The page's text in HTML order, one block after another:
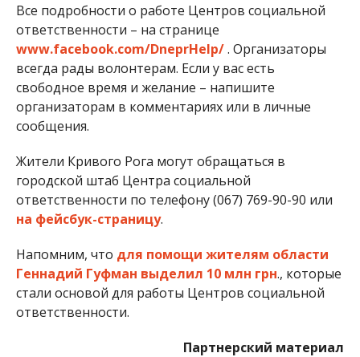
Все подробности о работе Центров социальной
ответственности – на странице
www.facebook.com/DneprHelp/. Организаторы
всегда рады волонтерам. Если у вас есть
свободное время и желание – напишите
организаторам в комментариях или в личные
сообщения.
Жители Кривого Рога могут обращаться в
городской штаб Центра социальной
ответственности по телефону (067) 769-90-90 или
на фейсбук-страницу.
Напомним, что для помощи жителям области
Геннадий Гуфман выделил 10 млн грн., которые
стали основой для работы Центров социальной
ответственности.
Партнерский материал